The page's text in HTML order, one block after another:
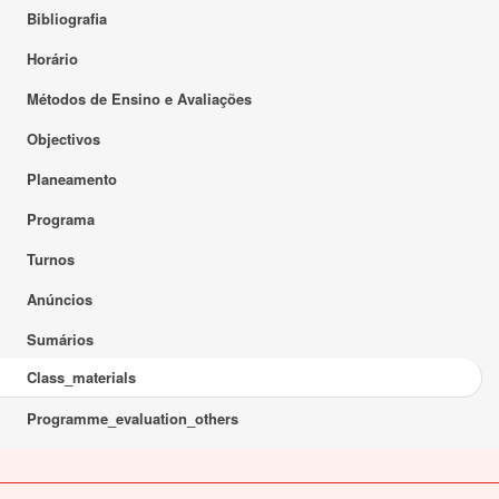
Bibliografia
Horário
Métodos de Ensino e Avaliações
Objectivos
Planeamento
Programa
Turnos
Anúncios
Sumários
Class_materials
Programme_evaluation_others